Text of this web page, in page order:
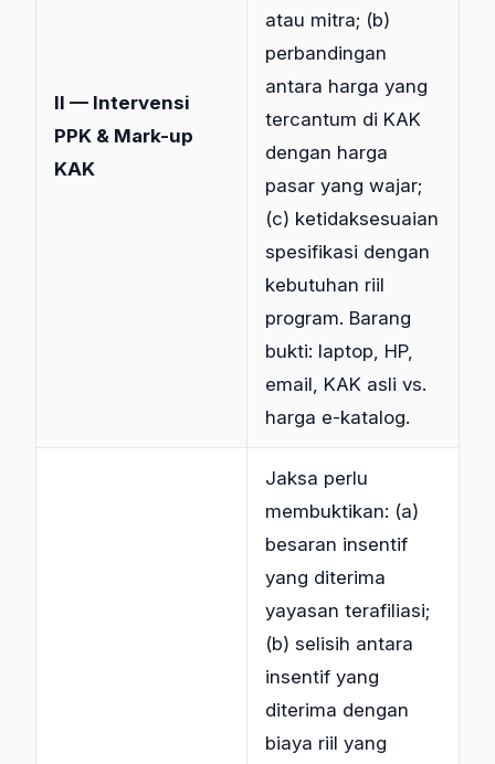
II — Intervensi
PPK & Mark-up
KAK
atau mitra; (b)
perbandingan
antara harga yang
tercantum di KAK
dengan harga
pasar yang wajar;
(c) ketidaksesuaian
spesifikasi dengan
kebutuhan riil
program. Barang
bukti: laptop, HP,
email, KAK asli vs.
harga e-katalog.
Jaksa perlu
membuktikan: (a)
besaran insentif
yang diterima
yayasan terafiliasi;
(b) selisih antara
insentif yang
diterima dengan
biaya riil yang